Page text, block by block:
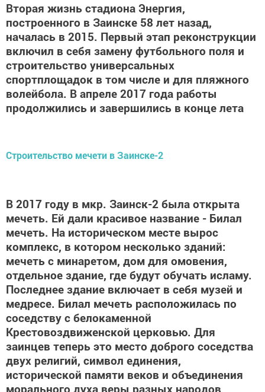
Вторая жизнь стадиона Энергия,
построенного в Заинске 58 лет назад,
началась в 2015. Первый этап реконструкции
включил в себя замену футбольного поля и
строительство универсальных
спортплощадок в том числе и для пляжного
волейбола. В апреле 2017 года работы
продолжились и завершились в конце лета
Строительство мечети в Заинске-2
В 2017 году в мкр. Заинск-2 была открыта
мечеть. Ей дали красивое название - Билал
мечеть. На историческом месте вырос
комплекс, в котором несколько зданий:
мечеть с минаретом, дом для омовения,
отдельное здание, где будут обучать исламу.
Последнее здание включает в себя музей и
медресе. Билал мечеть расположилась по
соседству с белокаменной
Крестовоздвиженской церковью. Для
заинцев теперь это место доброго соседства
двух религий, символ единения,
исторической памяти веков и объединения
морального духа веры разных народов